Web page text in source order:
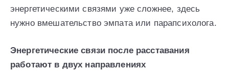
энергетическими связями уже сложнее, здесь
нужно вмешательство эмпата или парапсихолога.
Энергетические связи после расставания
работают в двух направлениях